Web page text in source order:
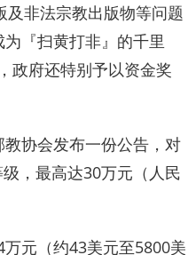
及非法宗教出版物等问题
『扫黄打非』的千里
政府还特别予以资金奖
协会发布一份公告，对
，最高达30万元（人民
元（约43美元至5800美